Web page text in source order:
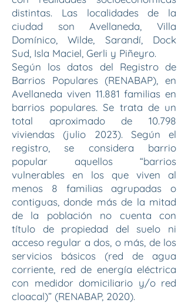
distintas. Las localidades de la
ciudad son Avellaneda, Villa
Domínico, Wilde, Sarandí, Dock
Sud, Isla Maciel, Gerli y Piñeyro.
Según los datos del Registro de
Barrios Populares (RENABAP), en
Avellaneda viven 11.881 familias en
barrios populares. Se trata de un
total aproximado de 10.798
viviendas (julio 2023). Según el
registro, se considera barrio
popular aquellos “barrios
vulnerables en los que viven al
menos 8 familias agrupadas o
contiguas, donde más de la mitad
de la población no cuenta con
título de propiedad del suelo ni
acceso regular a dos, o más, de los
servicios básicos (red de agua
corriente, red de energía eléctrica
con medidor domiciliario y/o red
cloacal)” (RENABAP, 2020).